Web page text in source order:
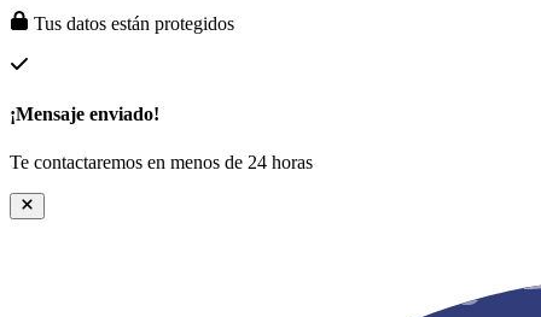
Tus datos están protegidos
¡Mensaje enviado!
Te contactaremos en menos de 24 horas